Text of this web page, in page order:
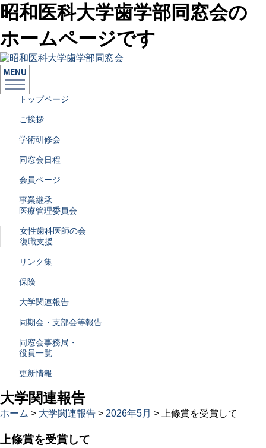
昭和医科大学歯学部同窓会の
ホームページです
トップページ
ご挨拶
学術研修会
同窓会日程
会員ページ
事業継承
医療管理委員会
女性歯科医師の会
復職支援
リンク集
保険
大学関連報告
同期会・支部会等報告
同窓会事務局・
役員一覧
更新情報
大学関連報告
ホーム > 大学関連報告 > 2026年5月 > 上條賞を受賞して
上條賞を受賞して